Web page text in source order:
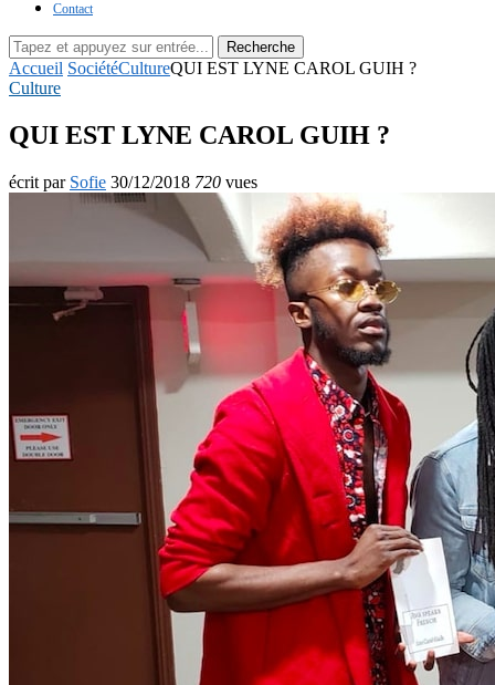
Contact
Recherche
Accueil SociétéCultureQUI EST LYNE CAROL GUIH ?
Culture
QUI EST LYNE CAROL GUIH ?
écrit par Sofie 30/12/2018 720 vues